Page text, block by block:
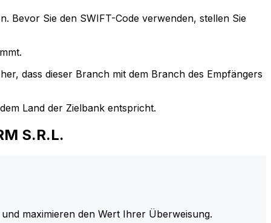
Bevor Sie den SWIFT-Code verwenden, stellen Sie
dass dieser Branch mit dem Branch des Empfängers
Land der Zielbank entspricht.
S.R.L.
maximieren den Wert Ihrer Überweisung.